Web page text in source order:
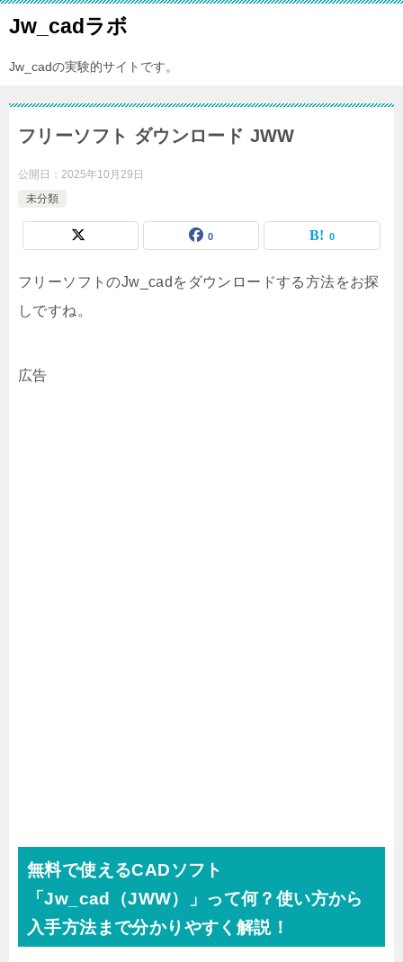
Jw_cadラボ
Jw_cadの実験的サイトです。
フリーソフト ダウンロード JWW
公開日： 2025年10月29日
未分類
0 0
フリーソフトのJw_cadをダウンロードする方法をお探
しですね。
広告
無料で使えるCADソフト
「Jw_cad（JWW）」って何？使い方から
入手方法まで分かりやすく解説！